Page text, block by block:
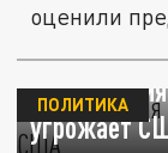
оценили
Sohu:
угрожает
ПОЛИТИКА